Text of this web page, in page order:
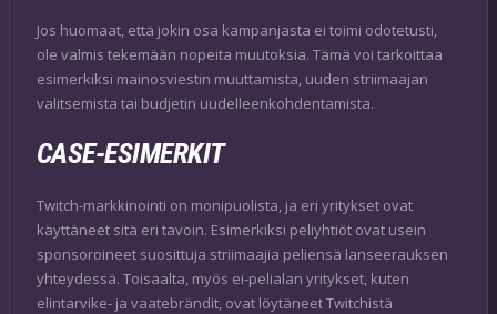
Jos huomaat, että jokin osa kampanjasta ei toimi odotetusti,
ole valmis tekemään nopeita muutoksia. Tämä voi tarkoittaa
esimerkiksi mainosviestin muuttamista, uuden striimaajan
valitsemista tai budjetin uudelleenkohdentamista.
CASE-ESIMERKIT
Twitch-markkinointi on monipuolista, ja eri yritykset ovat
käyttäneet sitä eri tavoin. Esimerkiksi peliyhtiöt ovat usein
sponsoroineet suosittuja striimaajia peliensä lanseerauksen
yhteydessä. Toisaalta, myös ei-pelialan yritykset, kuten
elintarvike- ja vaatebrändit, ovat löytäneet Twitchistä